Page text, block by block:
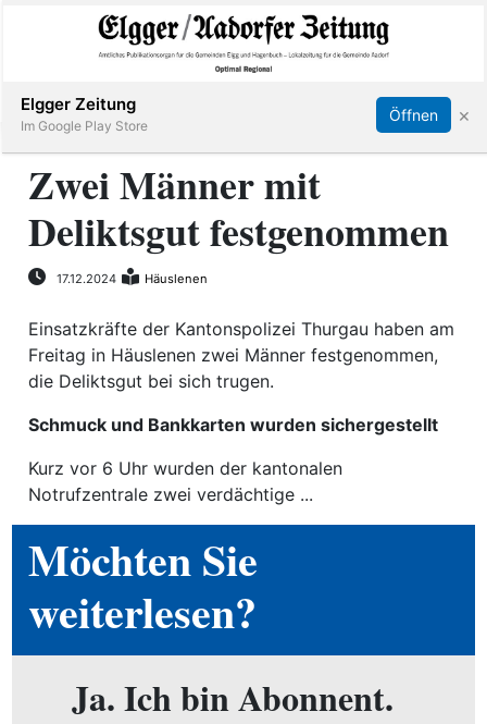
Elgg
Aadorf
Hagenbuch
E-
Paper
App
Abonnieren Online Anmelden Anmelden
Zwei Männer mit
Deliktsgut festgenommen
17.12.2024 Häuslenen
Einsatzkräfte der Kantonspolizei Thurgau haben am
Freitag in Häuslenen zwei Männer festgenommen,
die Deliktsgut bei sich trugen.
Schmuck und Bankkarten wurden sichergestellt
Kurz vor 6 Uhr wurden der kantonalen
Notrufzentrale zwei verdächtige ...
Möchten Sie
weiterlesen?
Ja. Ich bin Abonnent.
Elgger Zeitung
Im Google Play Store
Öffnen ×